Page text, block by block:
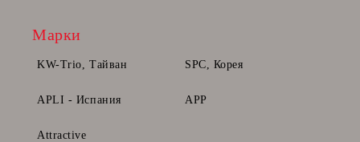
Марки
KW-Trio, Тайван SPC, Корея
APLI - Испания APP
Attractive